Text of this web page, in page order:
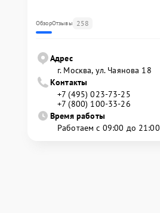
ОбзорОтзывы 258
Адрес
г. Москва, ул. Чаянова 18
Контакты
+7 (495) 023-73-25
+7 (800) 100-33-26
Время работы
Работаем с 09:00 до 21:00